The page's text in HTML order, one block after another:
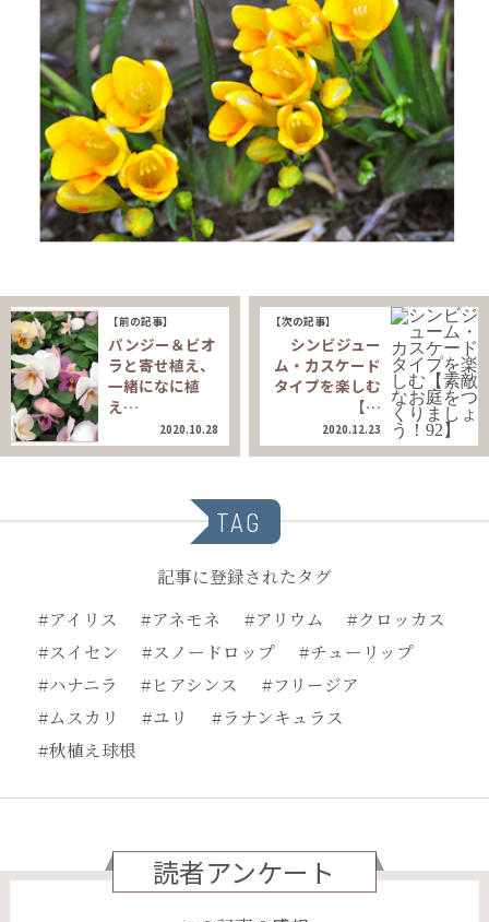
【前の記事】
パンジー＆ビオ
ラと寄せ植え、
一緒になに植
え…
2020.10.28
【次の記事】
シンビジュー
ム・カスケード
タイプを楽しむ
【…
2020.12.23
TAG
記事に登録されたタグ
#アイリス
#アネモネ #アリウム
#クロッカス
#スイセン
#スノードロップ
#チューリップ
#ハナニラ
#ヒアシンス
#フリージア
#ムスカリ
#ユリ
#ラナンキュラス
#秋植え球根
読者アンケート